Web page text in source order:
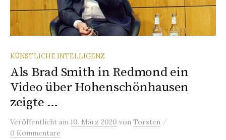
KÜNSTLICHE INTELLIGENZ
Als Brad Smith in Redmond ein
Video über Hohenschönhausen
zeigte …
Veröffentlicht am 10. März 2020 von Torsten /
0 Kommentare